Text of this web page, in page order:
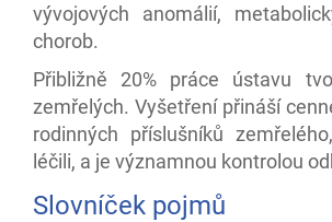
vývojových anomálií,
chorob.
Přibližně 20% práce ústavu
zemřelých. Vyšetření přináší
rodinných příslušníků
léčili, a je významnou kontrolou
Slovníček pojmů